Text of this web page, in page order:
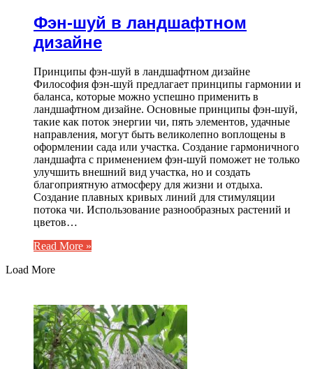
Фэн-шуй в ландшафтном
дизайне
Принципы фэн-шуй в ландшафтном дизайне
Философия фэн-шуй предлагает принципы гармонии и
баланса, которые можно успешно применить в
ландшафтном дизайне. Основные принципы фэн-шуй,
такие как поток энергии чи, пять элементов, удачные
направления, могут быть великолепно воплощены в
оформлении сада или участка. Создание гармоничного
ландшафта с применением фэн-шуй поможет не только
улучшить внешний вид участка, но и создать
благоприятную атмосферу для жизни и отдыха.
Создание плавных кривых линий для стимуляции
потока чи. Использование разнообразных растений и
цветов…
Read More »
Load More